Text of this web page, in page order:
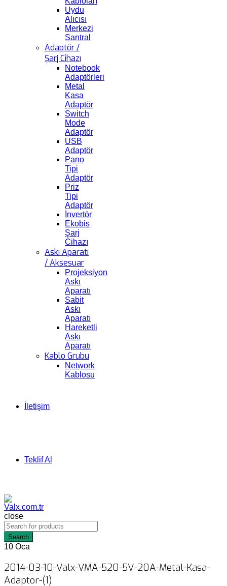
Uydu
Alıcısı
Merkezi
Santral
Adaptör /
Şarj Cihazı
Notebook
Adaptörleri
Metal
Kasa
Adaptör
Switch
Mode
Adaptör
USB
Adaptör
Pano
Tipi
Adaptör
Priz
Tipi
Adaptör
İnvertör
Ekobis
Şarj
Cihazı
Askı Aparatı
/ Aksesuar
Projeksiyon
Askı
Aparatı
Sabit
Askı
Aparatı
Hareketli
Askı
Aparatı
Kablo Grubu
Network
Kablosu
İletişim
Teklif Al
close
Search
10 Oca
2014-03-10-Valx-VMA-520-5V-20A-Metal-Kasa-
Adaptor-(1)